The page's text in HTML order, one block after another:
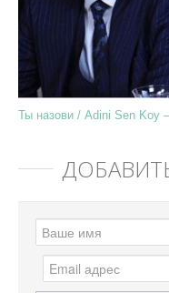
Ты назови / Adini Sen Koy